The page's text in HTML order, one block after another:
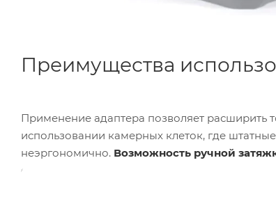
Преимущества
Применение адаптера позволяет расширить
использовании камерных клеток, где
неэргономично. Возможность ручной
системы на площадке. Компактный вес и
системы, не нарушающим баланс при работе
коррозии и механических повреждений,